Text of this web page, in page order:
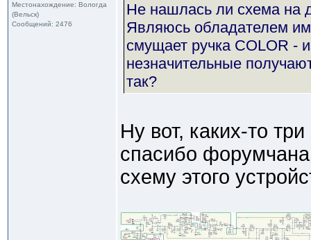
Местонахождение: Вологда
(Вельск)
Сообщений: 2476
Не нашлась ли схема на
Являюсь обладателем
смущает ручка COLOR -
незначительные
так?
Ну вот, каких-то
спасибо
схему этого